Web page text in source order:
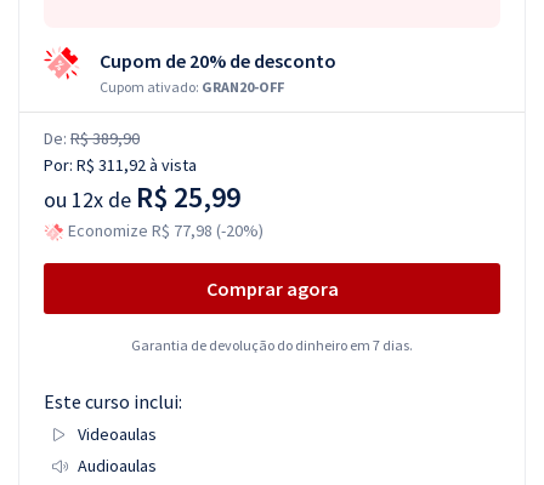
Cupom de 20% de desconto
Cupom ativado: GRAN20-OFF
De: R$ 389,90
Por: R$ 311,92à vista
ou 12x de R$ 25,99
Economize R$ 77,98 (-20%)
Comprar agora
Garantia de devolução do dinheiro em 7 dias.
Este curso inclui:
Videoaulas
Audioaulas